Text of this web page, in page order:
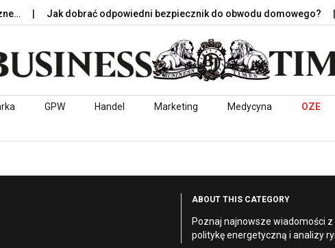
Jak dobrać odpowiedni bezpiecznik do obwodu domowego?
GPW Handel Marketing Medycyna OZE
ABOUT THIS CATEGORY
Poznaj najnowsze wiadomości
politykę energetyczną i analizy